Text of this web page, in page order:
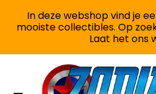
In deze webshop vind je
mooiste collectibles. Op
Laat het ons